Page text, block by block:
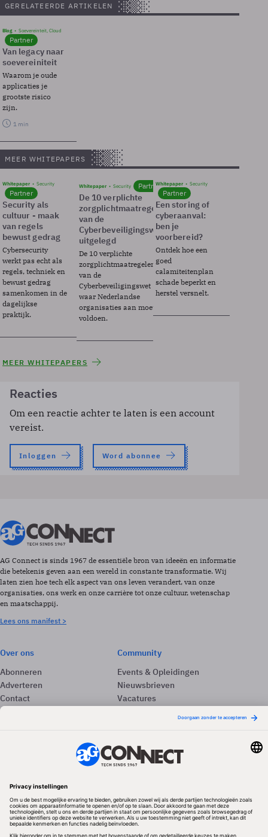
GERELATEERDE ARTIKELEN
Blog Soevereinteit, Cloud
Partner
Van legacy naar
soevereiniteit
Waarom je oude
applicaties je
grootste risico
zijn.
1 min
MEER WHITEPAPERS
Whitepaper Security
Partner
Security als
cultuur - maak
van regels
bewust gedrag
Cybersecurity
werkt pas echt als
regels, techniek en
bewust gedrag
samenkomen in de
dagelijkse
praktijk.
Whitepaper Security Partner
De 10 verplichte
zorgplichtmaatregelen
van de
Cyberbeveiligingswet
uitgelegd
De 10 verplichte
zorgplichtmaatregelen
van de
Cyberbeveiligingswet
waar Nederlandse
organisaties aan moeten
voldoen.
Whitepaper Security
Partner
Een storing of
cyberaanval:
ben je
voorbereid?
Ontdek hoe een
goed
calamiteitenplan
schade beperkt en
herstel versnelt.
MEER WHITEPAPERS
Reacties
Om een reactie achter te laten is een account
vereist.
Inloggen Word abonnee
AG Connect is sinds 1967 de essentiële bron van ideeën en informatie
die betekenis geven aan een wereld in constante transformatie. Wij
laten zien hoe tech elk aspect van ons leven verandert, van onze
organisaties, ons werk en onze carrière tot onze cultuur, wetenschap
en maatschappij.
Lees ons manifest >
Over ons
Abonneren
Adverteren
Contact
Colofon
Community
Events & Opleidingen
Nieuwsbrieven
Vacatures
Redactionele partner